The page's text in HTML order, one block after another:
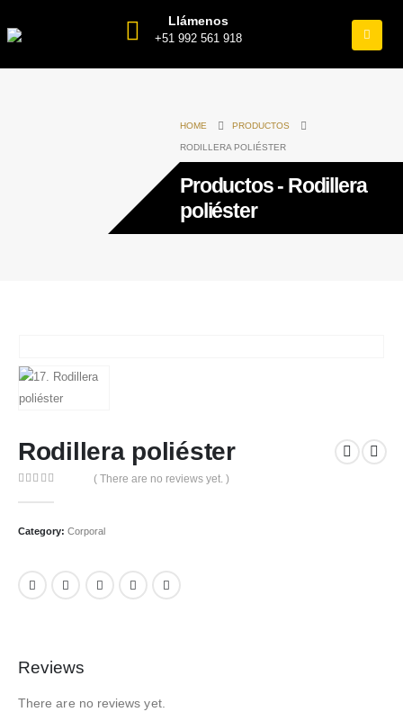
Llámenos
+51 992 561 918
HOME PRODUCTOS
RODILLERA POLIÉSTER
Productos - Rodillera
poliéster
Rodillera poliéster
( There are no reviews yet. )
Category: Corporal
Reviews
There are no reviews yet.